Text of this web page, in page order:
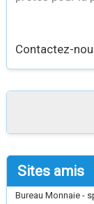
Contactez-
Sites amis
Bureau Monnaie -